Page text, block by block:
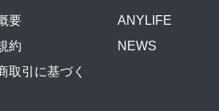
要
約
取引に基づく
ANYLIFE
NEWS